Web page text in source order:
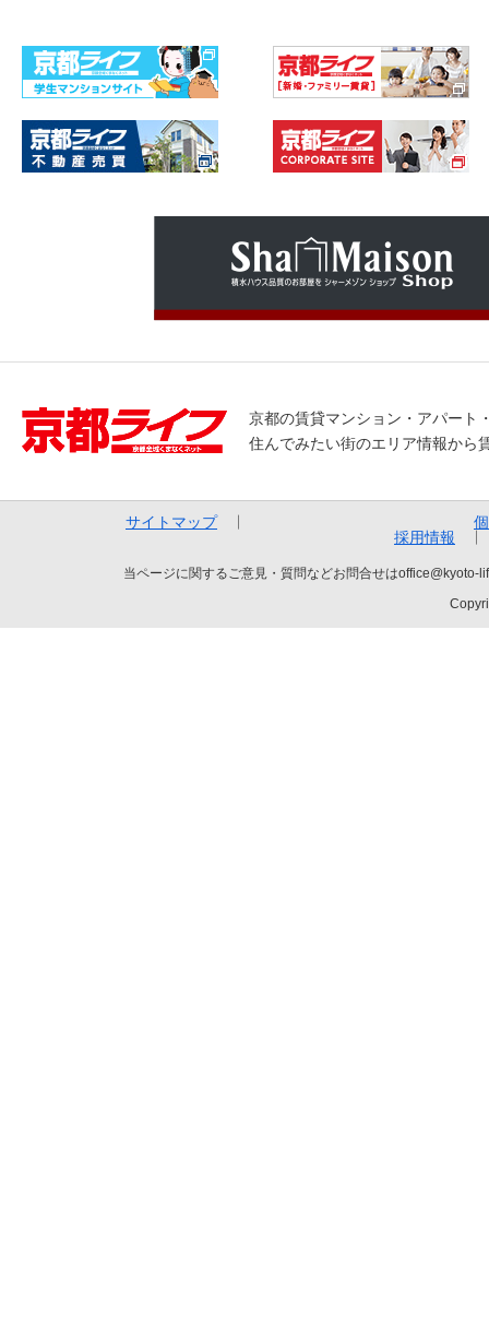
京都の賃貸マンション・アパート
住んでみたい街のエリア情報から
サイトマップ
採用情報
当ページに関するご意見・質問などお問合せは